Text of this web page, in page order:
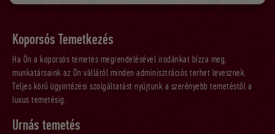
Koporsós Temetkezés
Ha Ön a koporsós temetés megrendelésével irodánkat bízza meg,
munkatársaink az Ön válláról minden adminisztrációs terhet levesznek.
Teljes körű ügyintézési szolgáltatást nyújtunk a szerényebb temetéstől a
luxus temetésig.
Urnás temetés